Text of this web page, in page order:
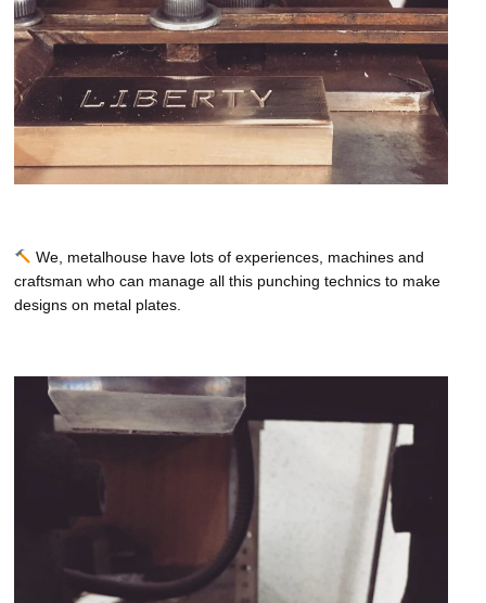
We, metalhouse have lots of experiences, machines and
craftsman who can manage all this punching technics to make
designs on metal plates.